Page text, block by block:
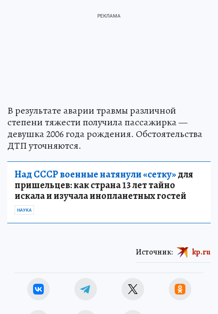
В результате аварии травмы различной
степени тяжести получила пассажирка —
девушка 2006 года рождения. Обстоятельства
ДТП уточняются.
Над СССР военные натянули «сетку»для
пришельцев: как страна 13 лет тайно
искала и изучала инопланетных гостей
НАУКА
Источник: kp.ru